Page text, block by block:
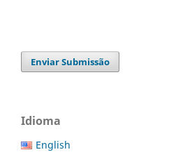
Enviar Submissão
Idioma
English